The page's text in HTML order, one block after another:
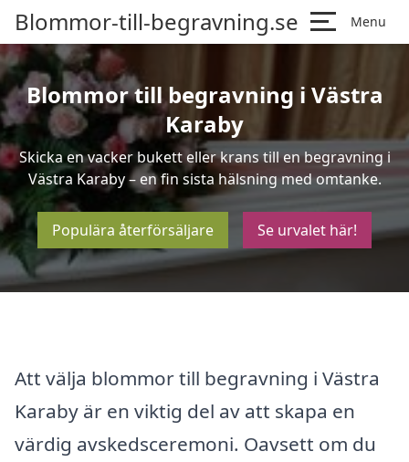
Blommor-till-begravning.se Menu
Blommor till begravning i Västra
Karaby
Skicka en vacker bukett eller krans till en begravning i
Västra Karaby – en fin sista hälsning med omtanke.
Populära återförsäljare Se urvalet här!
Att välja blommor till begravning i Västra
Karaby är en viktig del av att skapa en
värdig avskedsceremoni. Oavsett om du